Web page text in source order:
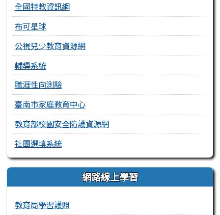
全國特教資訊網
布可星球
公視兒少教育資源網
輔導系統
職涯性向測驗
臺南市家庭教育中心
教育部校園安全防護資源網
社團選填系統
網路線上學習
教育局學習護照